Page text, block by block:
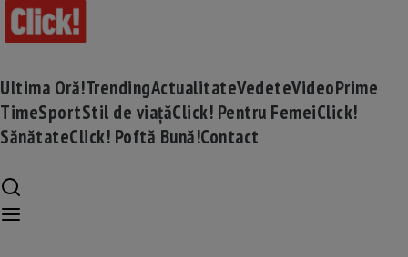
Ultima Oră!TrendingActualitateVedeteVideoPrime
TimeSportStil de viațăClick! Pentru FemeiClick!
SănătateClick! Poftă Bună!Contact